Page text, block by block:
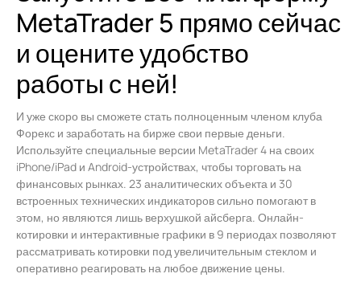
MetaTrader 5 прямо сейчас
и оцените удобство
работы с ней!
И уже скоро вы сможете стать полноценным членом клуба
Форекс и заработать на бирже свои первые деньги.
Используйте специальные версии MetaTrader 4 на своих
iPhone/iPad и Android-устройствах, чтобы торговать на
финансовых рынках. 23 аналитических объекта и 30
встроенных технических индикаторов сильно помогают в
этом, но являются лишь верхушкой айсберга. Онлайн-
котировки и интерактивные графики в 9 периодах позволяют
рассматривать котировки под увеличительным стеклом и
оперативно реагировать на любое движение цены.